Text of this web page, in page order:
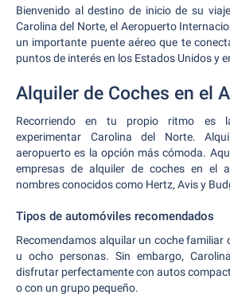
Bienvenido al destino de inicio de su
Carolina del Norte, el Aeropuerto
un importante puente aéreo que te
puntos de interés en los Estados Unidos y
Alquiler de Coches en el
Recorriendo en tu propio ritmo es
experimentar Carolina del Norte.
aeropuerto es la opción más cómoda.
empresas de alquiler de coches en el
nombres conocidos como Hertz, Avis y
Tipos de automóviles recomendados
Recomendamos alquilar un coche familiar
u ocho personas. Sin embargo,
disfrutar perfectamente con autos
o con un grupo pequeño.